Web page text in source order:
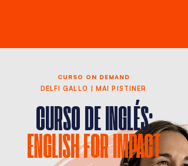
CURSO ON DEMAND
DELFI GALLO | MAI PISTINER
CURSO DE INGLÉS:
ENGLISH FOR IMPACT